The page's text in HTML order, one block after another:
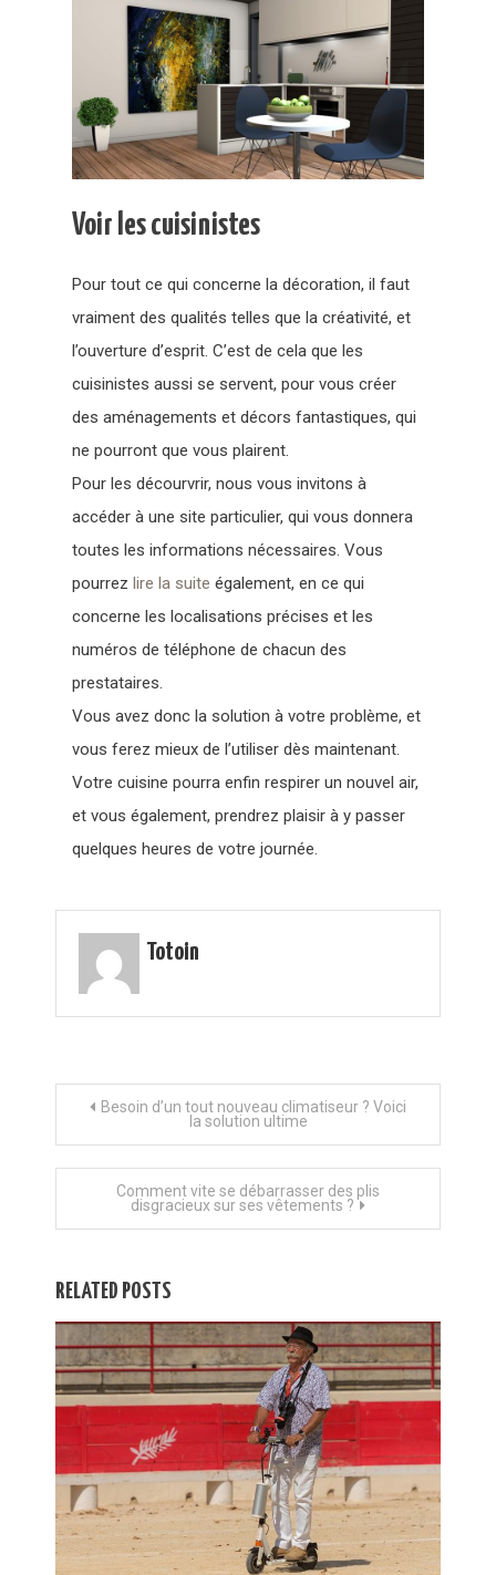
Voir les cuisinistes
Pour tout ce qui concerne la décoration, il faut
vraiment des qualités telles que la créativité, et
l’ouverture d’esprit. C’est de cela que les
cuisinistes aussi se servent, pour vous créer
des aménagements et décors fantastiques, qui
ne pourront que vous plairent.
Pour les décourvrir, nous vous invitons à
accéder à une site particulier, qui vous donnera
toutes les informations nécessaires. Vous
pourrez lire la suite également, en ce qui
concerne les localisations précises et les
numéros de téléphone de chacun des
prestataires.
Vous avez donc la solution à votre problème, et
vous ferez mieux de l’utiliser dès maintenant.
Votre cuisine pourra enfin respirer un nouvel air,
et vous également, prendrez plaisir à y passer
quelques heures de votre journée.
Totoin
Navigation de l’article
Besoin d’un tout nouveau climatiseur ? Voici
la solution ultime
Comment vite se débarrasser des plis
disgracieux sur ses vêtements ?
RELATED POSTS